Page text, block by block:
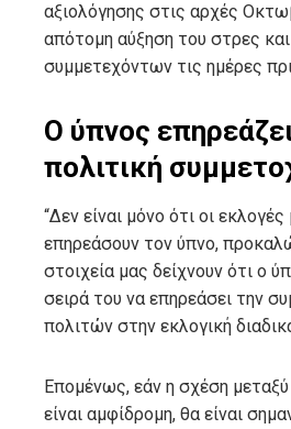
αξιολόγησης στις αρχές
απότομη αύξηση του στρες
συμμετεχόντων τις ημέρες
Ο ύπνος
πολιτική
“Δεν είναι μόνο ότι οι
επηρεάσουν τον ύπνο,
στοιχεία μας δείχνουν ότι ο
σειρά του να επηρεάσει την
πολιτών στην εκλογική
Επομένως, εάν η σχέση
είναι αμφίδρομη, θα είναι